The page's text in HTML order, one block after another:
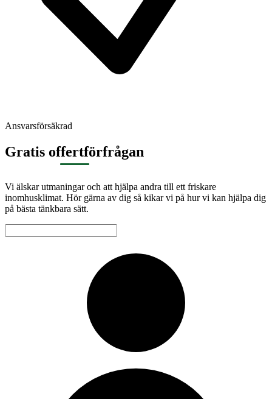
Ansvarsförsäkrad
Gratis offertförfrågan
Vi älskar utmaningar och att hjälpa andra till ett friskare
inomhusklimat. Hör gärna av dig så kikar vi på hur vi kan hjälpa dig
på bästa tänkbara sätt.